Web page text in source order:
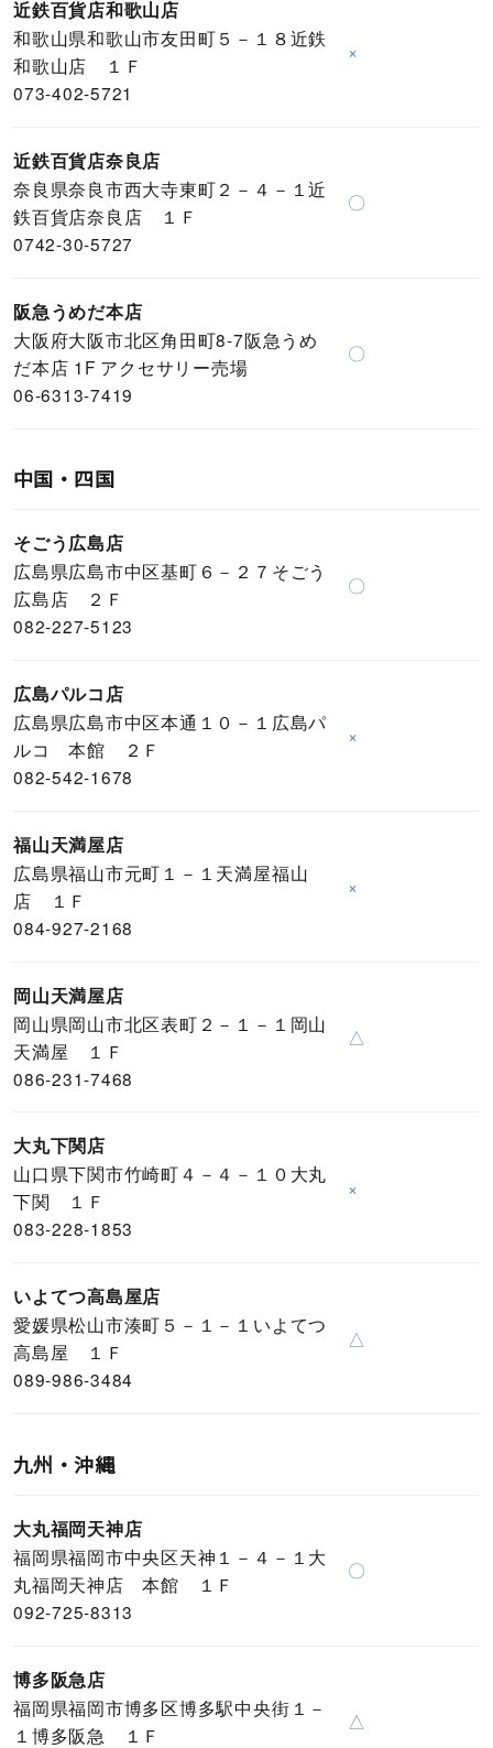
近鉄百貨店和歌山店
和歌山県和歌山市友田町５－１８近鉄
和歌山店 １Ｆ
073-402-5721
×
近鉄百貨店奈良店
奈良県奈良市西大寺東町２－４－１近
鉄百貨店奈良店 １Ｆ
0742-30-5727
〇
阪急うめだ本店
大阪府大阪市北区角田町8-7阪急うめ
だ本店 1F アクセサリー売場
06-6313-7419
〇
中国・四国
そごう広島店
広島県広島市中区基町６－２７そごう
広島店 ２Ｆ
082-227-5123
〇
広島パルコ店
広島県広島市中区本通１０－１広島パ
ルコ 本館 ２Ｆ
082-542-1678
×
福山天満屋店
広島県福山市元町１－１天満屋福山
店 １Ｆ
084-927-2168
×
岡山天満屋店
岡山県岡山市北区表町２－１－１岡山
天満屋 １Ｆ
086-231-7468
△
大丸下関店
山口県下関市竹崎町４－４－１０大丸
下関 １Ｆ
083-228-1853
×
いよてつ高島屋店
愛媛県松山市湊町５－１－１いよてつ
高島屋 １Ｆ
089-986-3484
△
九州・沖縄
大丸福岡天神店
福岡県福岡市中央区天神１－４－１大
丸福岡天神店 本館 １Ｆ
092-725-8313
〇
博多阪急店
福岡県福岡市博多区博多駅中央街１－
１博多阪急 １Ｆ
△